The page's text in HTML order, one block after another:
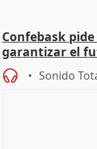
Confebask
garantizar el
Sonido